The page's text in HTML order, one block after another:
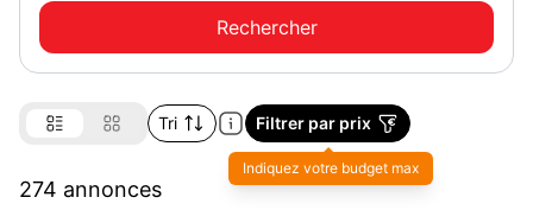
Tri Filtrer par prix
274 annonces